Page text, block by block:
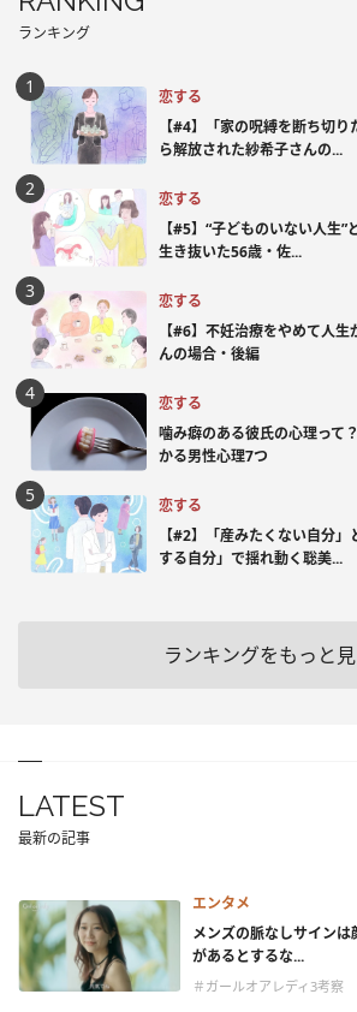
ランキング
恋する
【#4】「家の呪縛を断ち切
ら解放された紗希子さんの...
恋する
【#5】“子どものいない人
生き抜いた56歳・佐...
恋する
【#6】不妊治療をやめて人
んの場合・後編
恋する
噛み癖のある彼氏の心理って
かる男性心理7つ
恋する
【#2】「産みたくない自分
する自分」で揺れ動く聡美...
ランキングをもっと
LATEST
最新の記事
エンタメ
メンズの脈なしサイン
があるとするな...
＃ガールオアレディ3考察